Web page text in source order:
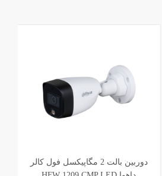
دوربین بالت 2 مگاپیکسل فول کالر